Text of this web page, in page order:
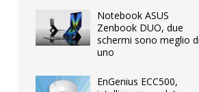
Notebook ASUS
Zenbook DUO, due
schermi sono meglio di
uno
EnGenius ECC500,